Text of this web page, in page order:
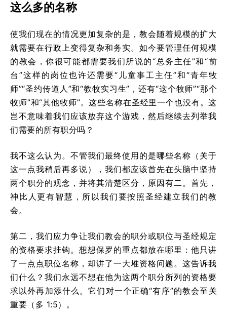
这么多的名称
使我们现在的情况更加复杂的是，教会随着规模的扩大
就需要在行政上变得复杂和务实。如今要管理任何规模
的教会，你很可能都需要我们所说的“总务主任”和“前
台”这样的岗位也许还需要“儿童事工主任”和“青年牧
师”“圣约传道人”和“教牧实习生”，还有“这个牧师”“那个
牧师”和“其他牧师”。这些名称在圣经里一个也没有。这
岂不意味着我们应该放弃这个游戏，然后继续去列举我
们需要的所有职分吗？
我不这么认为。不管我们最终使用的是哪些名称（关于
这一点我稍后再多说），我们都应该首先在头脑中坚持
两个职分的观念，并将其清楚区分，原因有二。首先，
神比人更有智慧，所以我们要按照圣经建立我们的教
会。
第二，我们应力争让我们教会的职分或职位与圣经规定
的资格要求挂钩。想想保罗的重点都放在哪里：他只讲
了一点点职位名称，却讲了一大堆资格问题。这告诉我
们什么？我们永远不想在他为这两个职分所列的资格要
求以外再加添什么。它们对一个正确“有序”的教会至关
重要（多 1:5）。